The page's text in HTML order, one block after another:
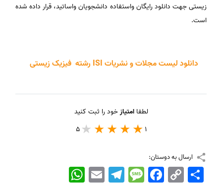
زیستی جهت دانلود رایگان واستفاده دانشجویان واساتید، قرار داده شده
است.
دانلود لیست مجلات و نشریات ISI رشته فیزیک زیستی
لطفاامتیازخود را ثبت کنید
1
5
ارسال به دوستان:
WhatsApp EmailTelegramMessageFacebook Copy
Link
اشتراک